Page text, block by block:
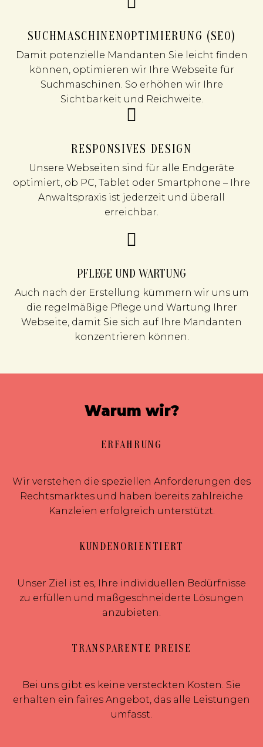
SUCHMASCHINENOPTIMIERUNG (SEO)
Damit potenzielle Mandanten Sie leicht finden
können, optimieren wir Ihre Webseite für
Suchmaschinen. So erhöhen wir Ihre
Sichtbarkeit und Reichweite.
RESPONSIVES DESIGN
Unsere Webseiten sind für alle Endgeräte
optimiert, ob PC, Tablet oder Smartphone – Ihre
Anwaltspraxis ist jederzeit und überall
erreichbar.
PFLEGE UND WARTUNG
Auch nach der Erstellung kümmern wir uns um
die regelmäßige Pflege und Wartung Ihrer
Webseite, damit Sie sich auf Ihre Mandanten
konzentrieren können.
Warum wir?
ERFAHRUNG
Wir verstehen die speziellen Anforderungen des
Rechtsmarktes und haben bereits zahlreiche
Kanzleien erfolgreich unterstützt.
KUNDENORIENTIERT
Unser Ziel ist es, Ihre individuellen Bedürfnisse
zu erfüllen und maßgeschneiderte Lösungen
anzubieten.
TRANSPARENTE PREISE
Bei uns gibt es keine versteckten Kosten. Sie
erhalten ein faires Angebot, das alle Leistungen
umfasst.